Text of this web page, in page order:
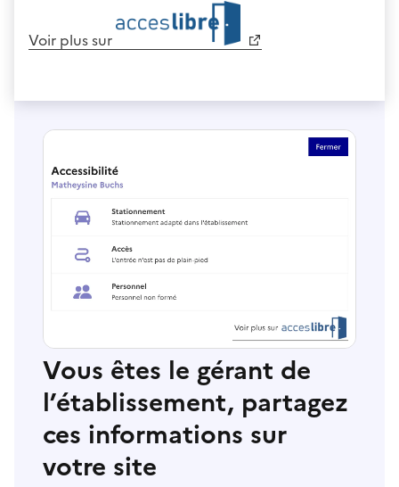
Voir plus sur
Vous êtes le gérant de
l’établissement, partagez
ces informations sur
votre site